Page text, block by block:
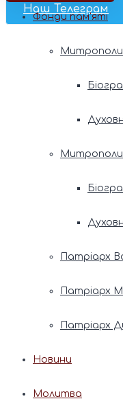
Наш Телеграм
Фонди пам’яті
Патріарх
Патріарх
Патріарх
Новини
Молитва